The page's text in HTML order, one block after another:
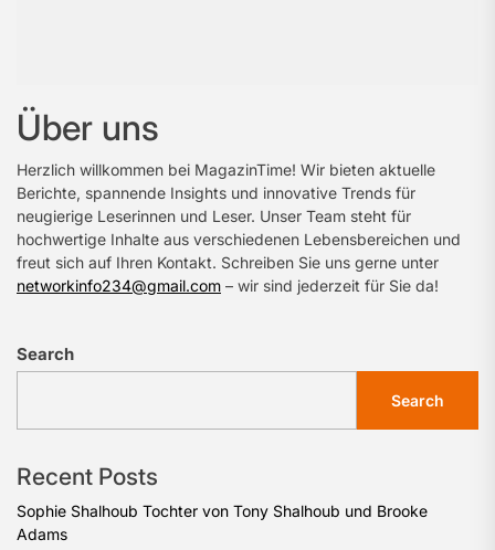
Über uns
Herzlich willkommen bei MagazinTime! Wir bieten aktuelle
Berichte, spannende Insights und innovative Trends für
neugierige Leserinnen und Leser. Unser Team steht für
hochwertige Inhalte aus verschiedenen Lebensbereichen und
freut sich auf Ihren Kontakt. Schreiben Sie uns gerne unter
networkinfo234@gmail.com – wir sind jederzeit für Sie da!
Search
Search
Recent Posts
Sophie Shalhoub Tochter von Tony Shalhoub und Brooke
Adams